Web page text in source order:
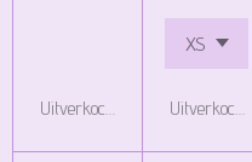
Uitverkocht Uitverkocht